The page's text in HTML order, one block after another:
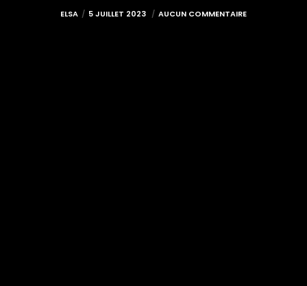
ELSA 5 JUILLET 2023 AUCUN COMMENTAIRE